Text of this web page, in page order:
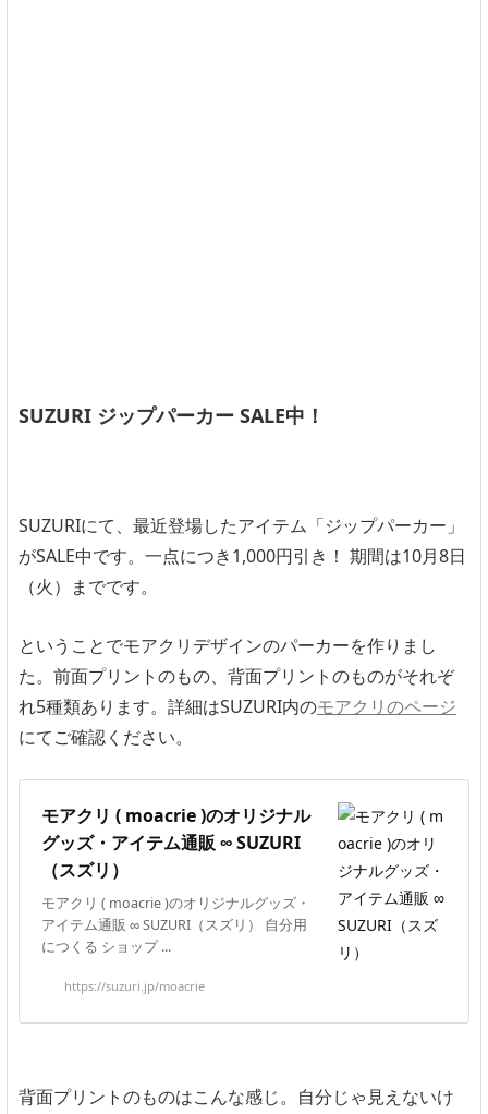
SUZURI ジップパーカー SALE中！
SUZURIにて、最近登場したアイテム「ジップパーカー」
がSALE中です。一点につき1,000円引き！ 期間は10月8日
（火）までです。
ということでモアクリデザインのパーカーを作りまし
た。前面プリントのもの、背面プリントのものがそれぞ
れ5種類あります。詳細はSUZURI内のモアクリのページ
にてご確認ください。
モアクリ ( moacrie )のオリジナル
グッズ・アイテム通販 ∞ SUZURI
（スズリ）
モアクリ ( moacrie )のオリジナルグッズ・
アイテム通販 ∞ SUZURI（スズリ） 自分用
につくる ショップ ...
https://suzuri.jp/moacrie
背面プリントのものはこんな感じ。自分じゃ見えないけ